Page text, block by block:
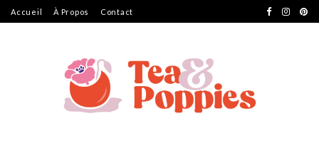
Accueil À Propos Contact